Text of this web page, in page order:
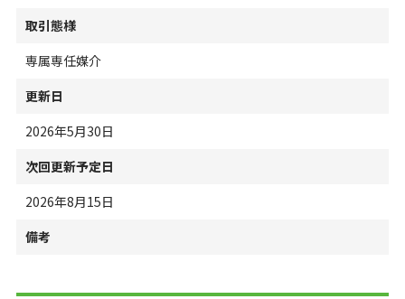
取引態様
専属専任媒介
更新日
2026年5月30日
次回更新予定日
2026年8月15日
備考